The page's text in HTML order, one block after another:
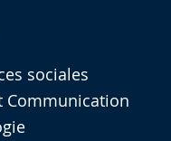
sociales
Communication